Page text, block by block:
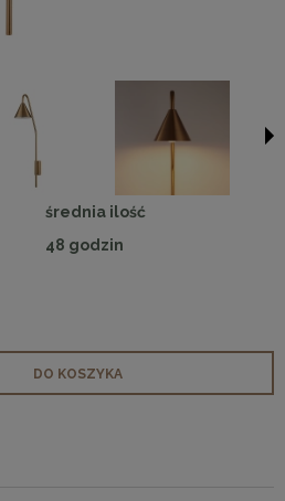
średnia ilość
48 godzin
DO KOSZYKA